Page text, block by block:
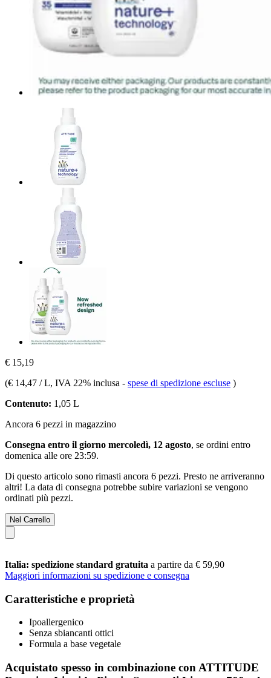
€ 15,19
(€ 14,47 / L, IVA 22% inclusa - spese di spedizione escluse )
Contenuto: 1,05 L
Ancora 6 pezzi in magazzino
Consegna entro il giorno mercoledì, 12 agosto, se ordini entro
domenica alle ore 23:59.
Di questo articolo sono rimasti ancora 6 pezzi. Presto ne arriveranno
altri! La data di consegna potrebbe subire variazioni se vengono
ordinati più pezzi.
Nel Carrello
Italia: spedizione standard gratuita a partire da € 59,90
Maggiori informazioni su spedizione e consegna
Caratteristiche e proprietà
Ipoallergenico
Senza sbiancanti ottici
Formula a base vegetale
Acquistato spesso in combinazione con ATTITUDE